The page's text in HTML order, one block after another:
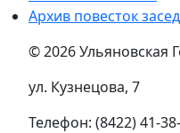
Архив повесток
© 2026 Ульяновская
ул. Кузнецова, 7
Телефон: (8422) 41-